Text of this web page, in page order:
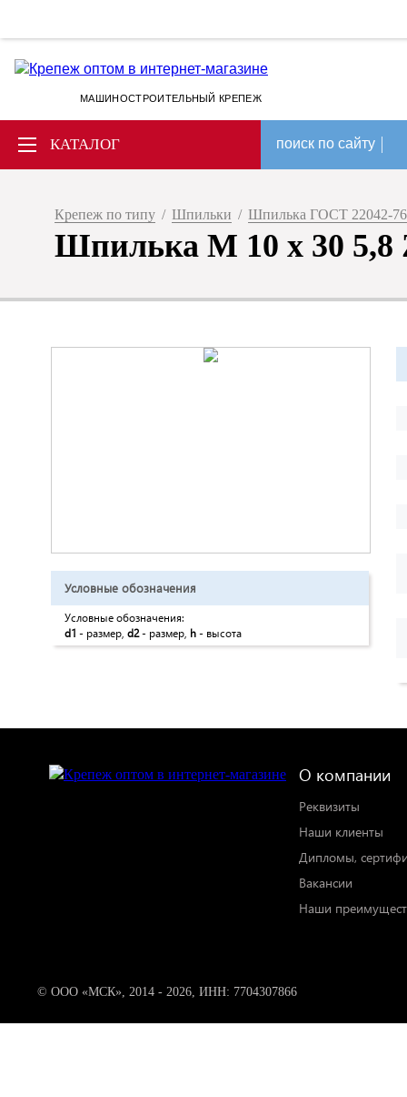
МАШИНОСТРОИТЕЛЬНЫЙ КРЕПЕЖ
КАТАЛОГ поиск по сайту
Крепеж по типу / Шпильки / Шпилька ГОСТ 22042-76
Шпилька М 10 х 30 5,8
Условные обозначения
Условные обозначения:
d1 - размер, d2- размер, h - высота
О компании
Реквизиты
Наши клиенты
Дипломы,
Вакансии
Наши
© ООО «МСК», 2014 - 2026, ИНН: 7704307866